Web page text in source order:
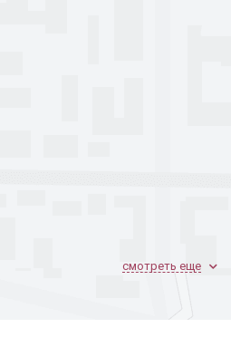
смотреть еще